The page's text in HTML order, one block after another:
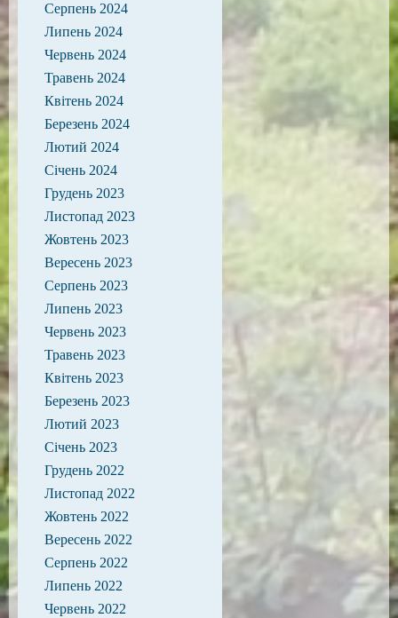
Серпень 2024
Липень 2024
Червень 2024
Травень 2024
Квітень 2024
Березень 2024
Лютий 2024
Січень 2024
Грудень 2023
Листопад 2023
Жовтень 2023
Вересень 2023
Серпень 2023
Липень 2023
Червень 2023
Травень 2023
Квітень 2023
Березень 2023
Лютий 2023
Січень 2023
Грудень 2022
Листопад 2022
Жовтень 2022
Вересень 2022
Серпень 2022
Липень 2022
Червень 2022